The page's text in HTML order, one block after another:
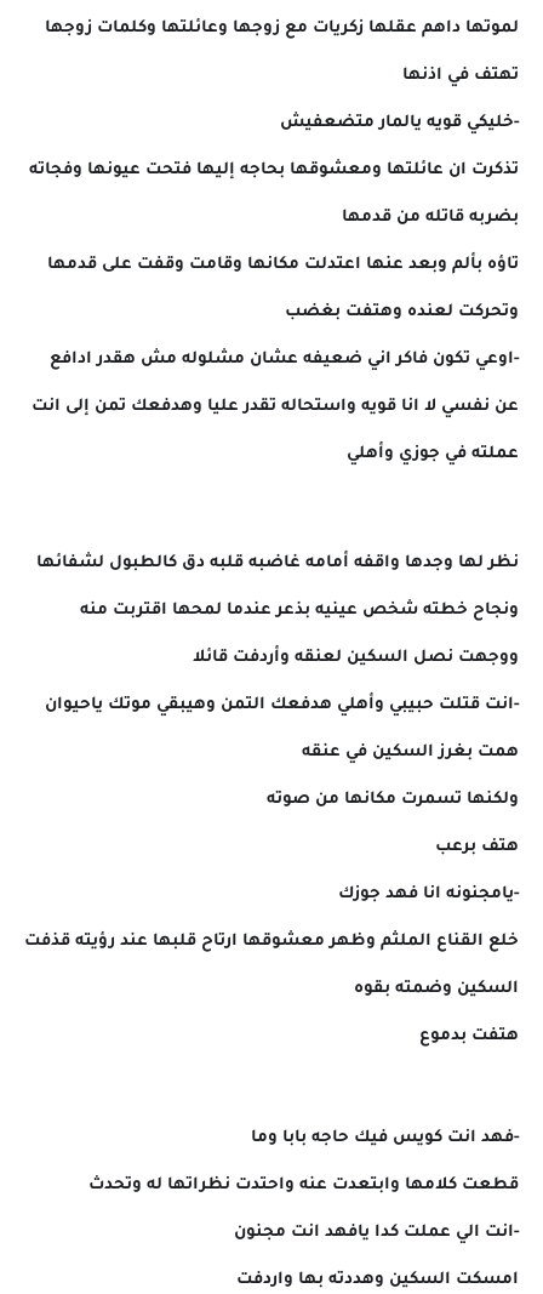
لموتها داهم عقلها زكريات مع زوجها وعائلتها وكلمات زوجها
تهتف في اذنها
-خليكي قويه يالمار متضعفيش
تذكرت ان عائلتها ومعشوقها بحاجه إليها فتحت عيونها وفجاته
بضربه قاتله من قدمها
تاؤه بألم وبعد عنها اعتدلت مكانها وقامت وقفت على قدمها
وتحركت لعنده وهتفت بغضب
-اوعي تكون فاكر اني ضعيفه عشان مشلوله مش هقدر ادافع
عن نفسي لا انا قويه واستحاله تقدر عليا وهدفعك تمن إلى انت
عملته في جوزي وأهلي
نظر لها وجدها واقفه أمامه غاضبه قلبه دق كالطبول لشفائها
ونجاح خطته شخص عينيه بذعر عندما لمحها اقتربت منه
ووجهت نصل السكين لعنقه وأردفت قائلا
-انت قتلت حبيبي وأهلي هدفعك التمن وهيبقي موتك ياحيوان
همت بغرز السكين في عنقه
ولكنها تسمرت مكانها من صوته
هتف برعب
-يامجنونه انا فهد جوزك
خلع القناع الملثم وظهر معشوقها ارتاح قلبها عند رؤيته قذفت
السكين وضمته بقوه
هتفت بدموع
-فهد انت كويس فيك حاجه بابا وما
قطعت كلامها وابتعدت عنه واحتدت نظراتها له وتحدث
-انت الي عملت كدا يافهد انت مجنون
امسكت السكين وهددته بها واردفت